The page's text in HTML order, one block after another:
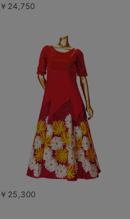
￥24,750
￥25,300